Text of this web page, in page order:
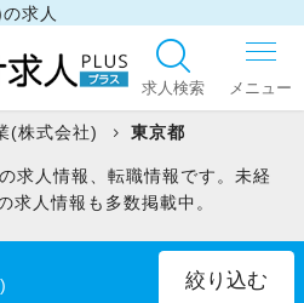
求人
求人検索
イン
見た求人
(株式会社) 東京都
求人情報、転職情報です。未経
求人情報も多数掲載中。